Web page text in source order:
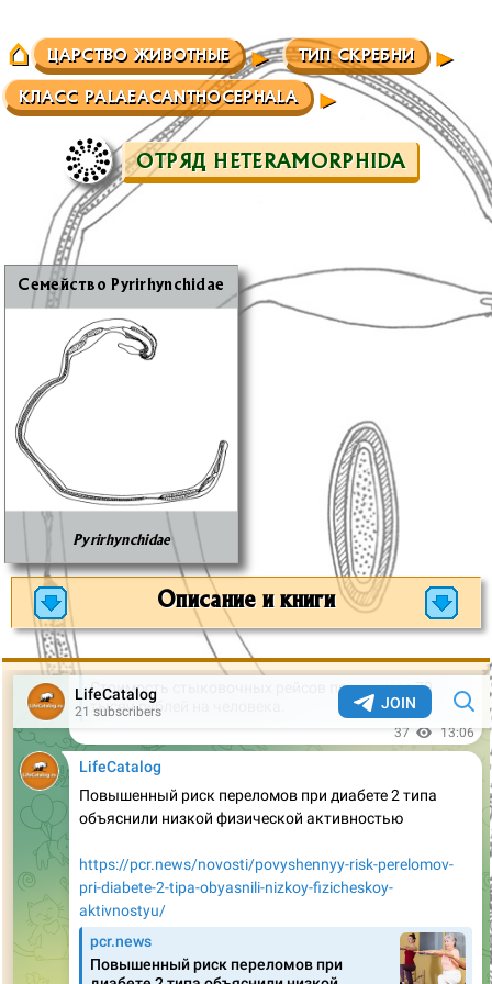
ЦАРСТВО ЖИВОТНЫЕ ТИП СКРЕБНИ
КЛАСС PALAEACANTHOCEPHALA
ОТРЯД HETERAMORPHIDA
Се­мей­ство Pyrirhynchidae
Pyrirhynchidae
Описание и книги